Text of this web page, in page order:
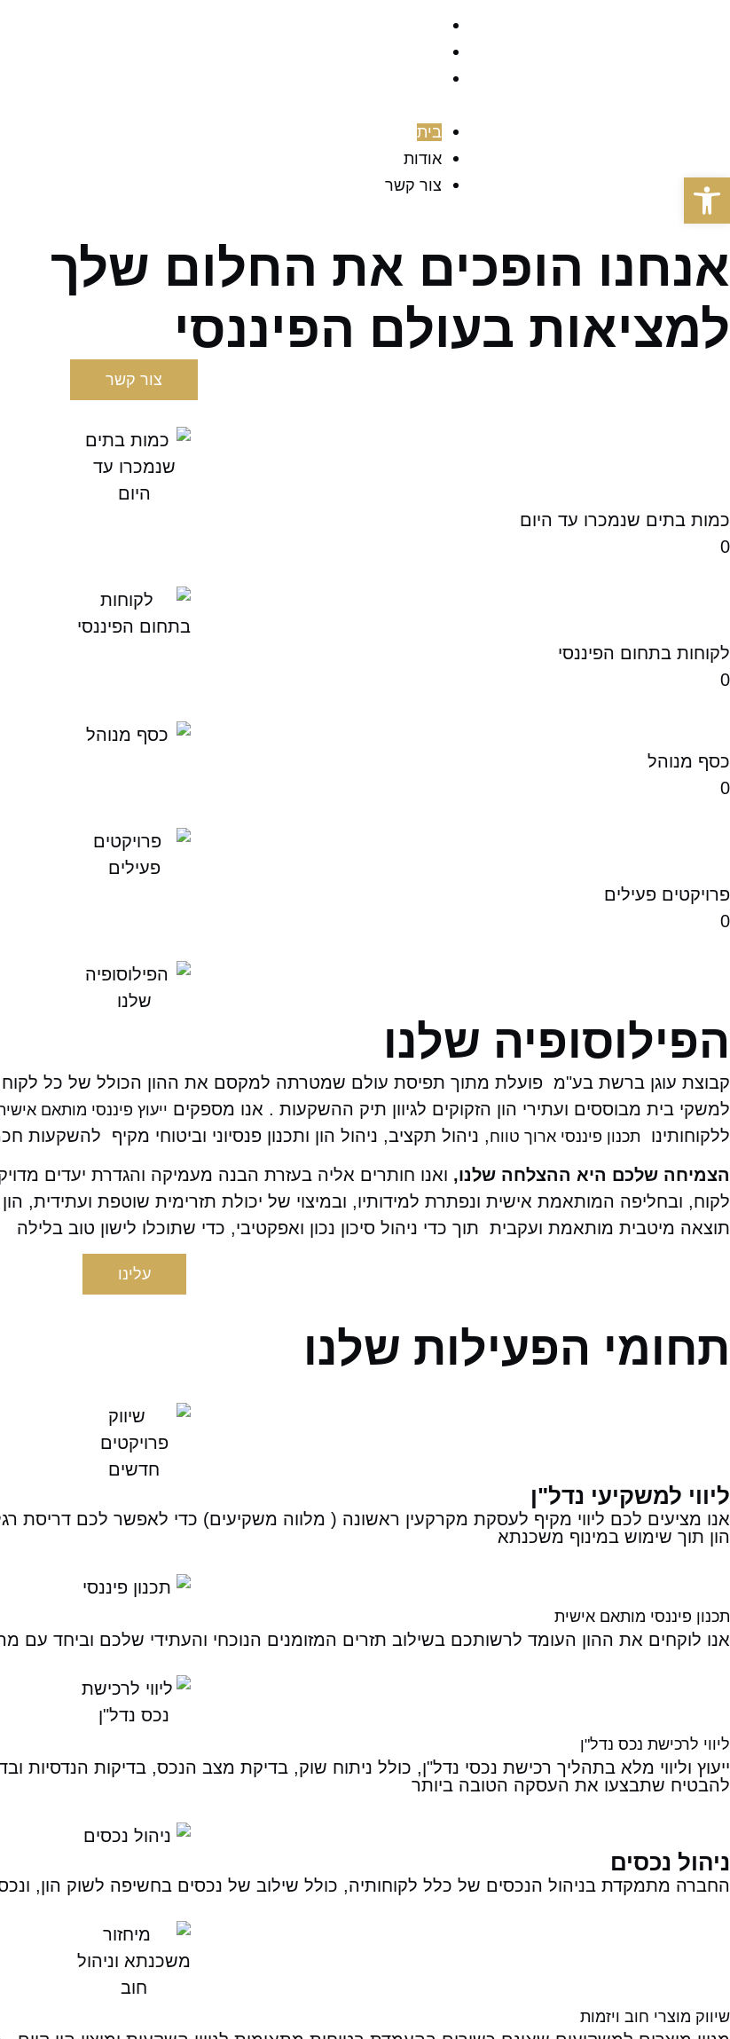
בית
אודות
צור קשר
אנחנו הופכים את החלום שלך
למציאות בעולם הפיננסי
צור קשר
כמות בתים שנמכרו עד היום
0
לקוחות בתחום הפיננסי
0
כסף מנוהל
0
פרויקטים פעילים
0
הפילוסופיה שלנו
קבוצת עוגן ברשת בע"מ פועלת מתוך תפיסת עולם שמטרתה למקסם את ההון הכולל של כל
למשקי בית מבוססים ועתירי הון הזקוקים לגיוון תיק ההשקעות . אנו מספקים ייעוץ פיננסי מותאם
ללקוחותינו תכנון פיננסי ארוך טווח, ניהול תקציב, ניהול הון ותכנון פנסיוני וביטוחי מקיף להשקעות
הצמיחה שלכם היא ההצלחה שלנו, ואנו חותרים אליה בעזרת הבנה מעמיקה והגדרת יעדים
לקוח, ובחליפה המותאמת אישית ונפתרת למידותיו, ובמיצוי של יכולת תזרימית שוטפת ועתידית,
תוצאה מיטבית מותאמת ועקבית תוך כדי ניהול סיכון נכון ואפקטיבי, כדי שתוכלו לישון טוב בלילה
עלינו
תחומי הפעילות שלנו
ליווי למשקיעי נדל"ן
אנו מציעים לכם ליווי מקיף לעסקת מקרקעין ראשונה ( מלווה משקיעים) כדי לאפשר לכם דריסת
הון תוך שימוש במינוף משכנתא
תכנון פיננסי מותאם אישית
אנו לוקחים את ההון העומד לרשותכם בשילוב תזרים המזומנים הנוכחי והעתידי שלכם וביחד עם
ליווי לרכישת נכס נדל"ן
ייעוץ וליווי מלא בתהליך רכישת נכסי נדל"ן, כולל ניתוח שוק, בדיקת מצב הנכס, בדיקות
להבטיח שתבצעו את העסקה הטובה ביותר
ניהול נכסים
החברה מתמקדת בניהול הנכסים של כלל לקוחותיה, כולל שילוב של נכסים בחשיפה לשוק הון,
שיווק מוצרי חוב ויזמות
פתח סרגל נגישות